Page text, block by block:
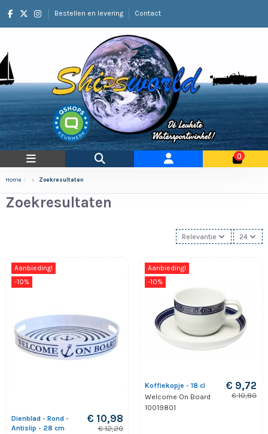
Bestellen en levering Contact
0
Home Zoekresultaten
Zoekresultaten
Relevantie 24
Aanbieding!
-10%
Dienblad - Rond -
Antislip - 28 cm
€ 10,98
€ 12,20
Aanbieding!
-10%
Koffiekopje - 18 cl
Welcome On Board
10019801
€ 9,72
€ 10,80